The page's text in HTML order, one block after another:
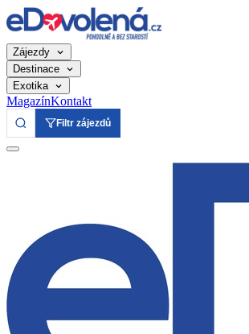
Zájezdy
Destinace
Exotika
MagazínKontakt
Filtr zájezdů